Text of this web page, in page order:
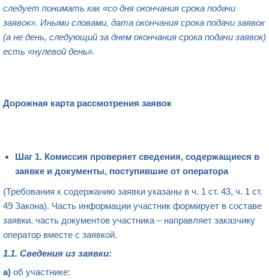
следует понимать как «со дня окончания срока подачи
заявок». Иными словами, дата окончания срока подачи заявок
(а не день, следующий за днем окончания срока подачи заявок)
есть «нулевой день».
Дорожная карта рассмотрения заявок
Шаг 1. Комиссия проверяет сведения, содержащиеся в
заявке и документы, поступившие от оператора
(Требования к содержанию заявки указаны в ч. 1 ст. 43, ч. 1 ст.
49 Закона). Часть информации участник формирует в составе
заявки, часть документов участника – направляет заказчику
оператор вместе с заявкой.
1.1. Сведения из заявки:
а) об участнике: